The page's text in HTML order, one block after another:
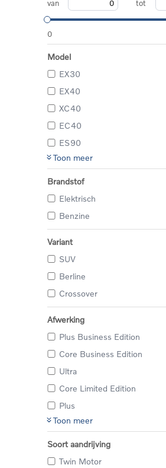
van tot
0
Model
EX30
EX40
XC40
EC40
ES90
Toon meer
Brandstof
Elektrisch
Benzine
Variant
SUV
Berline
Crossover
Afwerking
Plus Business Edition
Core Business Edition
Ultra
Core Limited Edition
Plus
Toon meer
Soort aandrijving
Twin Motor